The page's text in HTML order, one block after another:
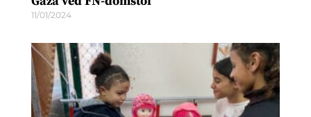
11/01/2024